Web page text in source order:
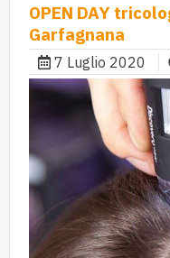
OPEN DAY
Garfagnana
7 Luglio 2020